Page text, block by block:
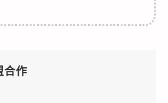
合作